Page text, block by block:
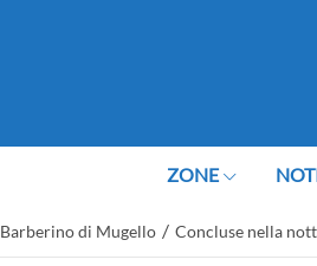
ZONE
Barberino di Mugello / Concluse nella